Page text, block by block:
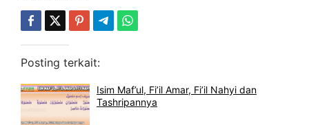
Posting terkait:
Isim Maf’ul, Fi’il Amar, Fi’il Nahyi dan
Tashripannya